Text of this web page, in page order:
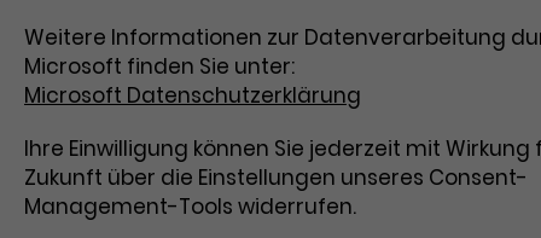
Weitere Informationen zur Datenverarbeitung
Microsoft finden Sie unter:
Microsoft Datenschutzerklärung
Ihre Einwilligung können Sie jederzeit mit Wirkung
Zukunft über die Einstellungen unseres Consent-
Management-Tools widerrufen.